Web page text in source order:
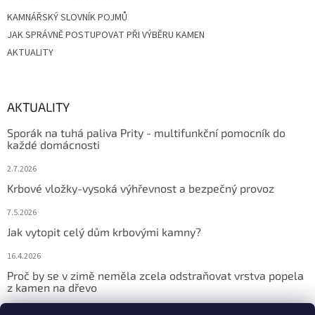
KAMNÁŘSKÝ SLOVNÍK POJMŮ
JAK SPRÁVNĚ POSTUPOVAT PŘI VÝBĚRU KAMEN
AKTUALITY
AKTUALITY
Sporák na tuhá paliva Prity - multifunkční pomocník do
každé domácnosti
2.7.2026
Krbové vložky-vysoká výhřevnost a bezpečný provoz
7.5.2026
Jak vytopit celý dům krbovými kamny?
16.4.2026
Proč by se v zimě neměla zcela odstraňovat vrstva popela
z kamen na dřevo